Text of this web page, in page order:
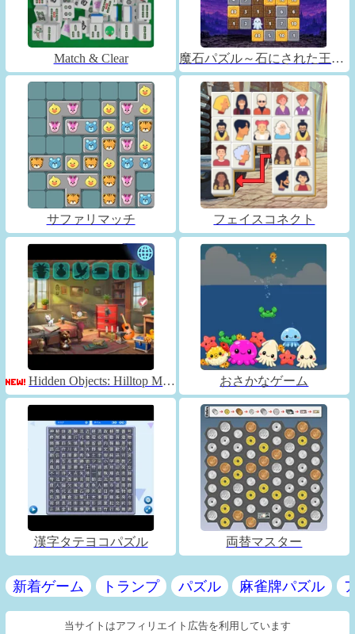
Match & Clear 魔石パズル～石にされた王子～
サファリマッチ フェイスコネクト
Hidden Objects: Hilltop Manor おさかなゲーム
漢字タテヨコパズル 両替マスター
新着ゲーム トランプ パズル 麻雀牌パズル
当サイトはアフィリエイト広告を利用しています